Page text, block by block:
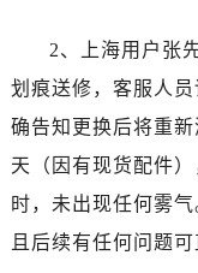
2、上海用户张
划痕送修，客服人
确告知更换后将重
天（因有现货配件
时，未出现任何雾
且后续有任何问题